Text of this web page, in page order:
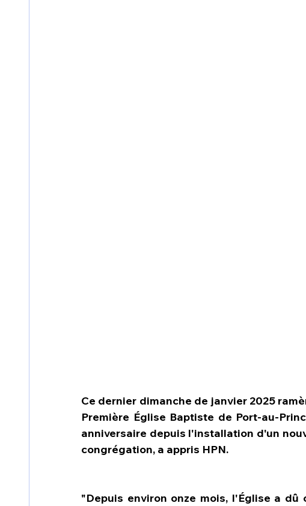
Ce dernier dimanche de janvier 2025
Première Église Baptiste de Port-au-
anniversaire depuis l'installation d'un
congrégation, a appris HPN.
"Depuis environ onze mois, l'Église a